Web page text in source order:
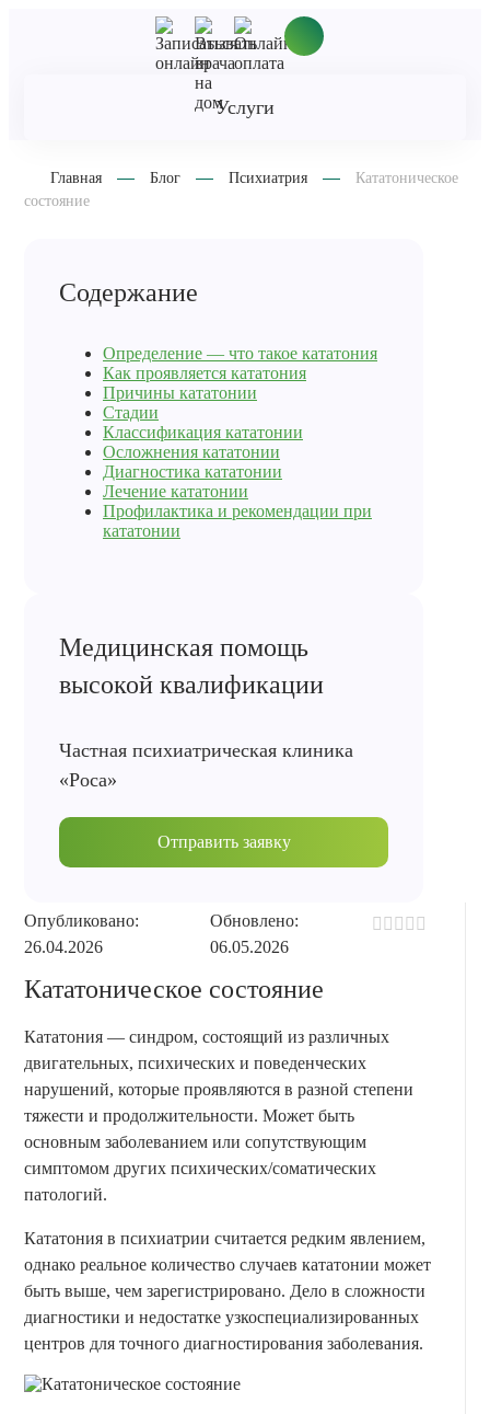
Услуги
Главная Блог Психиатрия
Кататоническое
состояние
Опубликовано:
26.04.2026
Обновлено:
06.05.2026
Кататоническое состояние
Кататония — синдром, состоящий из различных
двигательных, психических и поведенческих
нарушений, которые проявляются в разной степени
тяжести и продолжительности. Может быть
основным заболеванием или сопутствующим
симптомом других психических/соматических
патологий.
Кататония в психиатрии считается редким явлением,
однако реальное количество случаев кататонии может
быть выше, чем зарегистрировано. Дело в сложности
диагностики и недостатке узкоспециализированных
центров для точного диагностирования заболевания.
Содержание
Определение — что такое кататония
Как проявляется кататония
Причины кататонии
Стадии
Классификация кататонии
Осложнения кататонии
Диагностика кататонии
Лечение кататонии
Профилактика и рекомендации при
кататонии
Медицинская помощь
высокой квалификации
Частная психиатрическая клиника
«Роса»
Отправить заявку